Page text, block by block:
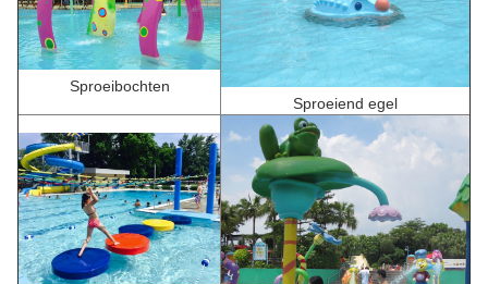
Sproeibochten
Sproeiend egel